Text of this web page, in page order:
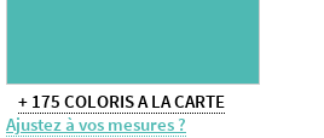
+ 175 COLORIS A LA CARTE
Ajustez à vos mesures ?